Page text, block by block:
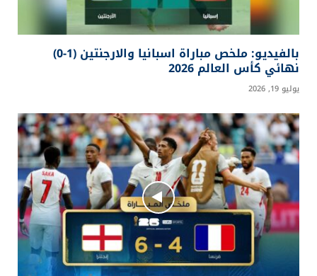
بالفيديو: ملخص مباراة اسبانيا والارجنتين (1-0)
نهائي كأس العالم 2026
يوليو 19, 2026